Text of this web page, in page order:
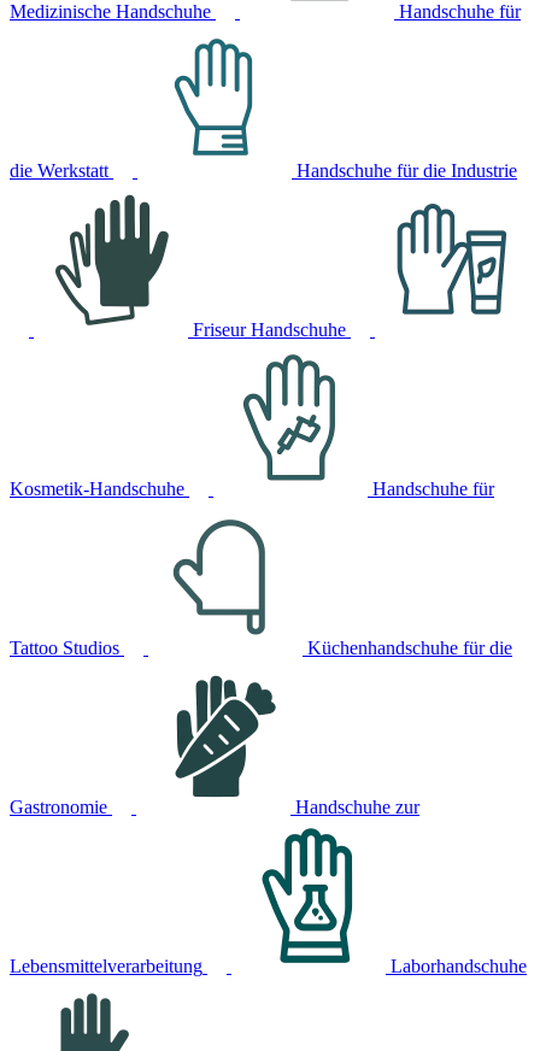
Medizinische Handschuhe Handschuhe für
die Werkstatt Handschuhe für die Industrie
Friseur Handschuhe
Kosmetik-Handschuhe Handschuhe für
Tattoo Studios Küchenhandschuhe für die
Gastronomie Handschuhe zur
Lebensmittelverarbeitung Laborhandschuhe